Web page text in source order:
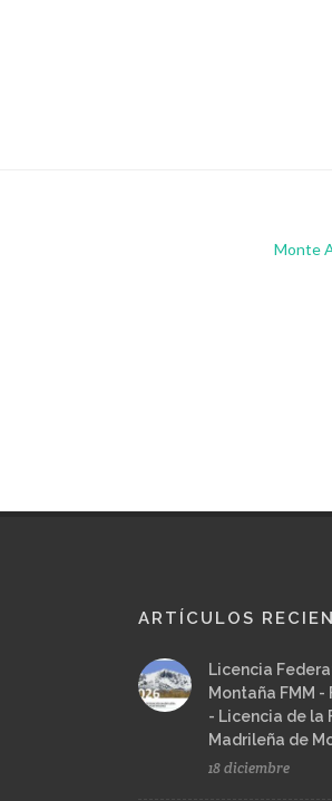
Monte
ARTÍCULOS
Licencia
Montaña FMM -
- Licencia de la
Madrileña de
18 diciembre